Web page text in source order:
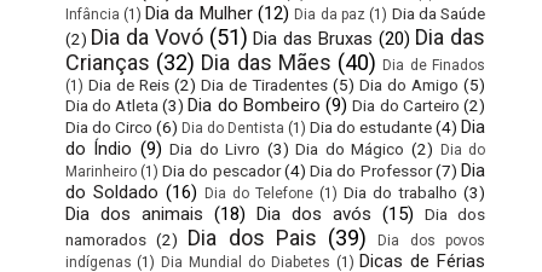
Infância (1) Dia da Mulher (12) Dia da paz (1) Dia da Saúde
(2) Dia da Vovó (51) Dia das Bruxas (20) Dia das
Crianças (32) Dia das Mães (40) Dia de Finados
(1) Dia de Reis (2) Dia de Tiradentes (5) Dia do Amigo (5)
Dia do Atleta (3) Dia do Bombeiro (9) Dia do Carteiro (2)
Dia do Circo (6) Dia do Dentista (1) Dia do estudante(4) Dia
do Índio (9) Dia do Livro (3) Dia do Mágico (2)
Dia do
Marinheiro (1) Dia do pescador (4) Dia do Professor (7) Dia
do Soldado (16) Dia do Telefone (1) Dia do trabalho (3)
Dia dos animais (18) Dia dos avós (15)
Dia dos
namorados (2) Dia dos Pais (39)
Dia dos povos
indígenas (1) Dia Mundial do Diabetes (1) Dicas de Férias